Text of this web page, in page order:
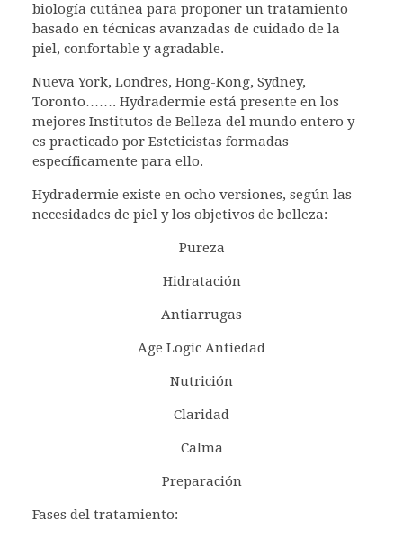
biología cutánea para proponer un tratamiento
basado en técnicas avanzadas de cuidado de la
piel, confortable y agradable.
Nueva York, Londres, Hong-Kong, Sydney,
Toronto……. Hydradermie está presente en los
mejores Institutos de Belleza del mundo entero y
es practicado por Esteticistas formadas
específicamente para ello.
Hydradermie existe en ocho versiones, según las
necesidades de piel y los objetivos de belleza:
Pureza
Hidratación
Antiarrugas
Age Logic Antiedad
Nutrición
Claridad
Calma
Preparación
Fases del tratamiento: